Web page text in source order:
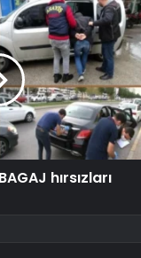
hırsızları